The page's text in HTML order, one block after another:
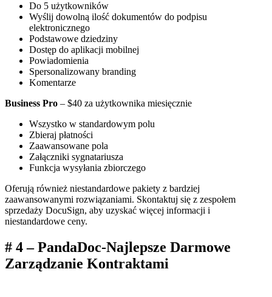
Do 5 użytkowników
Wyślij dowolną ilość dokumentów do podpisu
elektronicznego
Podstawowe dziedziny
Dostęp do aplikacji mobilnej
Powiadomienia
Spersonalizowany branding
Komentarze
Business Pro – $40 za użytkownika miesięcznie
Wszystko w standardowym polu
Zbieraj płatności
Zaawansowane pola
Załączniki sygnatariusza
Funkcja wysyłania zbiorczego
Oferują również niestandardowe pakiety z bardziej
zaawansowanymi rozwiązaniami. Skontaktuj się z zespołem
sprzedaży DocuSign, aby uzyskać więcej informacji i
niestandardowe ceny.
# 4 – PandaDoc-Najlepsze Darmowe
Zarządzanie Kontraktami